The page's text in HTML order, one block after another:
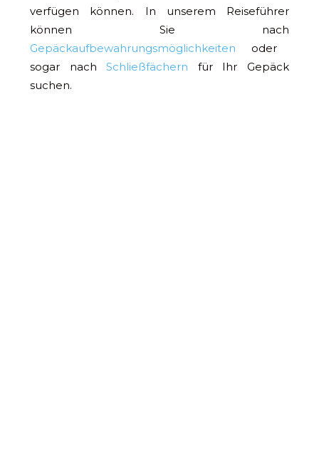
verfügen können. In unserem Reiseführer
können Sie nach
Gepäckaufbewahrungsmöglichkeiten oder
sogar nachSchließfächern für Ihr Gepäck
suchen.